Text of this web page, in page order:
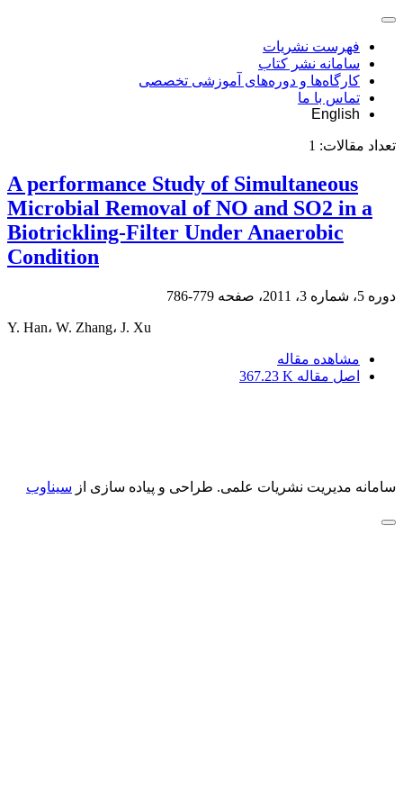
فهرست نشریات
سامانه نشر کتاب
کارگاه‌ها و دوره‌های آموزشی تخصصی
تماس با ما
English
تعداد مقالات: 1
A performance Study of Simultaneous
Microbial Removal of NO and SO2 in a
Biotrickling-Filter Under Anaerobic
Condition
دوره 5، شماره 3، 2011، صفحه 779-786
Y. Han، W. Zhang، J. Xu
مشاهده مقاله
اصل مقاله 367.23 K
سامانه مدیریت نشریات علمی. طراحی و پیاده سازی از سیناوب